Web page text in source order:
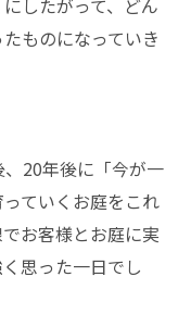
したがって、どん
ものになっていき
20年後に「今が一
ていくお庭をこれ
お客様とお庭に実
思った一日でし